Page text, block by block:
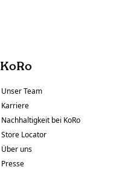
KoRo
Unser Team
Karriere
Nachhaltigkeit bei KoRo
Store Locator
Über uns
Presse